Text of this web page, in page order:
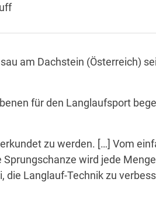
am Dachstein (Österreich)
für den Langlaufsport
zu werden. […] Vom
wird jede
Langlauf-Technik zu